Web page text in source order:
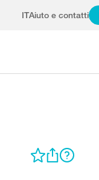
ITAiuto e contatti